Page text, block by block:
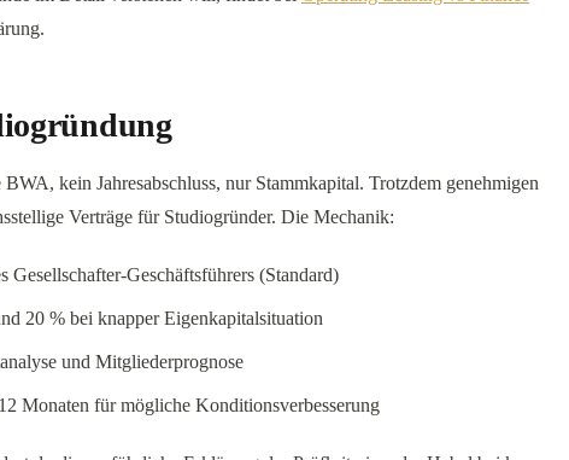
kein Jahresabschluss, nur Stammkapital. Trotzdem genehmigen
Verträge für Studiogründer. Die Mechanik:
Gesellschafter-Geschäftsführers (Standard)
20 % bei knapper Eigenkapitalsituation
und Mitgliederprognose
Monaten für mögliche Konditionsverbesserung